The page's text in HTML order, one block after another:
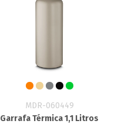
MDR-060449
Garrafa Térmica 1,1 Litros